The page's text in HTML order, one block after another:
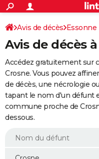
ACTUALITÉS
Politique
Société
Faits Divers
Education
Monde
Villes
+
SPORT
Coupe du monde 2026
Football
Tennis
Cyclisme
Rugby
Forum
Programme TV
TNT
Streaming
Cinéma
Sorties cinéma
Musique
+
FINANCE
Retraite
Epargne
Immobilier
Risques naturels par ville
Assurance
AUTO
Essais
Réserver un essai
Citadines
Berlines
SUV
Forum auto
+
HIGH-TECH
BRICOLAGE
WEEK-END
Avis de décès Essonne
Avis de décès
Accédez gratuitement sur
Crosne. Vous pouvez
de décès, une nécrologie
tapant le nom d'un défunt
commune proche de
dessous.